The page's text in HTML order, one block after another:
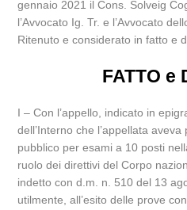
gennaio 2021 il Cons. Solveig
l’Avvocato Ig. Tr. e l’Avvocato
Ritenuto e considerato in fatto e
FATTO e
I – Con l’appello, indicato in
dell’Interno che l’appellata
pubblico per esami a 10 posti
ruolo dei direttivi del Corpo
indetto con d.m. n. 510 del 13
utilmente, all’esito delle prove